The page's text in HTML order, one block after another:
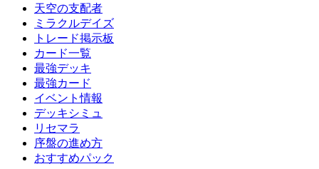
天空の支配者
ミラクルデイズ
トレード掲示板
カード一覧
最強デッキ
最強カード
イベント情報
デッキシミュ
リセマラ
序盤の進め方
おすすめパック